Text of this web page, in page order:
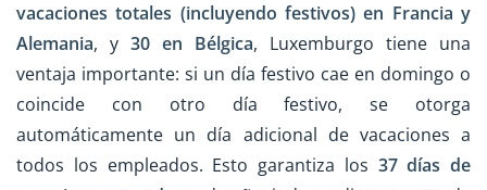
vacaciones totales (incluyendo festivos) en Francia y
Alemania, y 30 en Bélgica, Luxemburgo tiene una
ventaja importante: si un día festivo cae en domingo o
coincide con otro día festivo, se otorga
automáticamente un día adicional de vacaciones a
todos los empleados. Esto garantiza los 37 días de